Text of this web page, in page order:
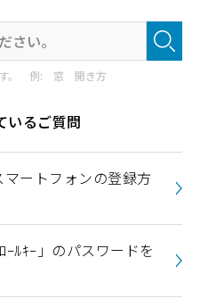
す。 例: 窓 開き方
いるご質問
ートフォンの登録方
ﾙｷｰ」のパスワードを